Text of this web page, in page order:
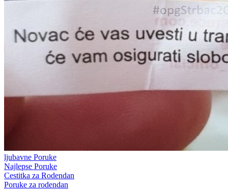
ljubavne Poruke
Najlepse Poruke
Cestitka za Rodendan
Poruke za rodendan